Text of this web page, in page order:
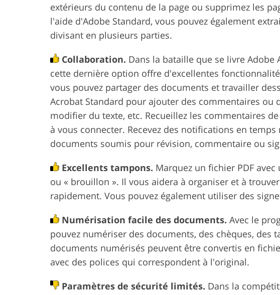
extérieurs du contenu de la page ou supprimez les
l'aide d'Adobe Standard, vous pouvez également
divisant en plusieurs parties.
Collaboration. Dans la bataille que se livre Adobe
cette dernière option offre d'excellentes
vous pouvez partager des documents et travailler
Acrobat Standard pour ajouter des commentaires ou
modifier du texte, etc. Recueillez les commentaires
à vous connecter. Recevez des notifications en
documents soumis pour révision, commentaire ou
Excellents tampons. Marquez un fichier PDF
ou « brouillon ». Il vous aidera à organiser et à
rapidement. Vous pouvez également utiliser des
Numérisation facile des documents. Avec le
pouvez numériser des documents, des chèques, des
documents numérisés peuvent être convertis en
avec des polices qui correspondent à l'original.
Paramètres de sécurité limités. Dans la